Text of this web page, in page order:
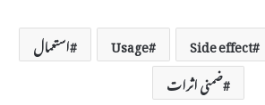
Side effect
Usage
استعمال
ضمنی اثرات